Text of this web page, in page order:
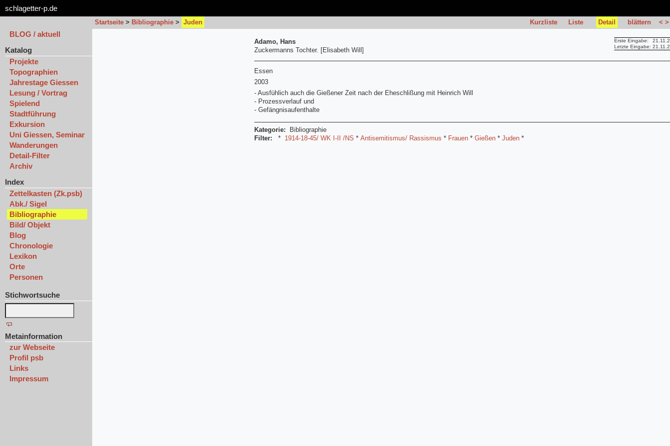
schlagetter-p.de
Startseite > Bibliographie > Juden Kurzliste Liste Detail blättern < >
BLOG / aktuell
Katalog
Projekte
Topographien
Jahrestage Giessen
Lesung / Vortrag
Spielend
Stadtführung
Exkursion
Uni Giessen, Seminar
Wanderungen
Detail-Filter
Archiv
Index
Zettelkasten (Zk.psb)
Abk./ Sigel
Bibliographie
Bild/ Objekt
Blog
Chronologie
Lexikon
Orte
Personen
Stichwortsuche
Metainformation
zur Webseite
Profil psb
Links
Impressum
Erste Eingabe:
Letzte Eingabe:
Adamo, Hans
Zuckermanns Tochter. [Elisabeth Will]
Essen
2003
- Ausfühlich auch die Gießener Zeit nach der Eheschlißung mit Heinrich Will
- Prozessverlauf und
- Gefängnisaufenthalte
Kategorie:
Bibliographie
Filter:
* 1914-18-45/ WK I-II /NS * Antisemitismus/ Rassismus * Frauen * Gießen * Juden *